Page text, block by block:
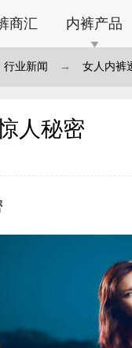
商汇 内裤产品
行业新闻 → 女人内裤
人秘密